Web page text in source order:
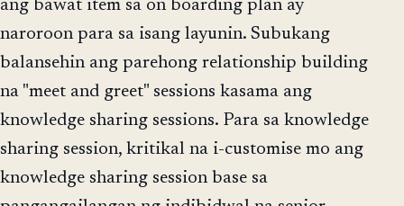
ang bawat item sa on boarding plan ay
naroroon para sa isang layunin. Subukang
balansehin ang parehong relationship building
na "meet and greet" sessions kasama ang
knowledge sharing sessions. Para sa knowledge
sharing session, kritikal na i-customise mo ang
knowledge sharing session base sa